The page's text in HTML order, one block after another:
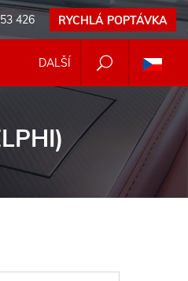
426 RYCHLÁ POPTÁVKA
DALŠÍ